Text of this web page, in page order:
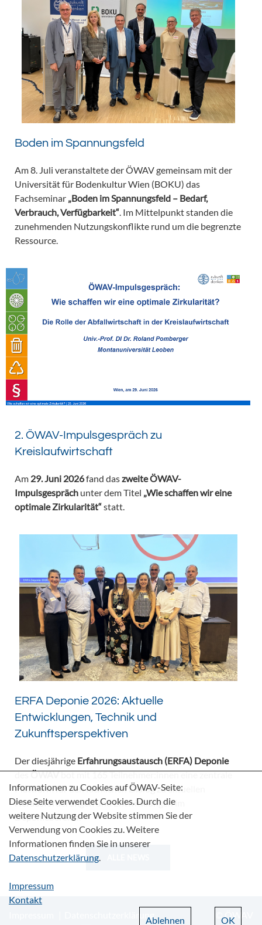
Boden im Spannungsfeld
Am 8. Juli veranstaltete der ÖWAV gemeinsam mit der
Universität für Bodenkultur Wien (BOKU) das
Fachseminar „Boden im Spannungsfeld – Bedarf,
Verbrauch, Verfügbarkeit“ . Im Mittelpunkt standen die
zunehmenden Nutzungskonflikte rund um die begrenzte
Ressource.
2. ÖWAV-Impulsgespräch zu
Kreislaufwirtschaft
Am 29. Juni 2026fand daszweite ÖWAV-
Impulsgespräch unter dem Titel „Wie schaffen wir eine
optimale Zirkularität“statt.
ERFA Deponie 2026: Aktuelle
Entwicklungen, Technik und
Zukunftsperspektiven
Der diesjährige Erfahrungsaustausch (ERFA) Deponie
desÖWAVbot mit 165 Teilnehmer:innen eine zentrale
Plattform für den fachlichen Dialog zu aktuellen
Herausforderungen und Entwicklungen im
Deponiebereich.
Datenschutzerklärung
© ÖWAV
Informationen zu Cookies auf ÖWAV-Seite:
Diese Seite verwendet Cookies. Durch die
weitere Nutzung der Website stimmen Sie der
Verwendung von Cookies zu. Weitere
Informationen finden Sie in unserer
Datenschutzerklärung.
Impressum
Kontakt
OK
Ablehnen